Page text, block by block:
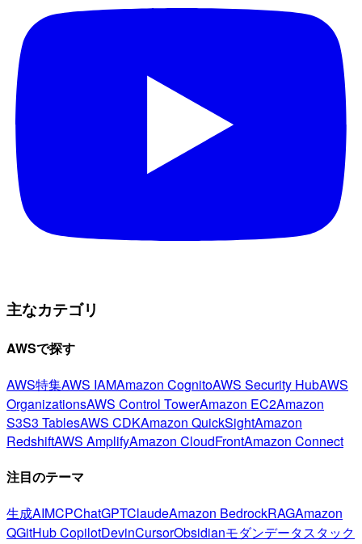
主なカテゴリ
AWSで探す
AWS特集AWS IAMAmazon CognitoAWS Security HubAWS
OrganizationsAWS Control TowerAmazon EC2Amazon
S3S3 TablesAWS CDKAmazon QuickSightAmazon
RedshiftAWS AmplifyAmazon CloudFrontAmazon Connect
注目のテーマ
生成AIMCPChatGPTClaudeAmazon BedrockRAGAmazon
QGitHub CopilotDevinCursorObsidianモダンデータスタック